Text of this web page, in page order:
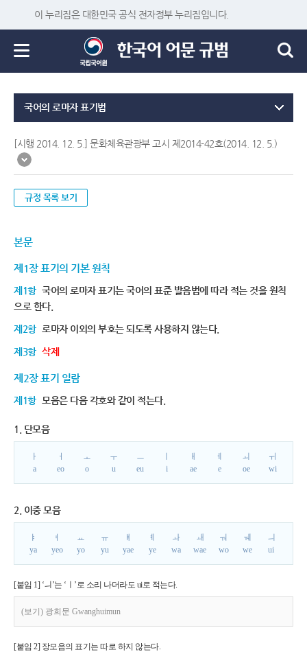
이 누리집은 대한민국 공식 전자정부 누리집입니다.
국어의 로마자 표기법
[시행 2014. 12. 5.] 문화체육관광부 고시 제2014-42호(2014. 12. 5.)
규정 목록 보기
본문
제1장 표기의 기본 원칙
제1항 국어의 로마자 표기는 국어의 표준 발음법에 따라 적는 것을 원칙
으로 한다.
제2항 로마자 이외의 부호는 되도록 사용하지 않는다.
제3항 삭제
제2장 표기 일람
제1항 모음은 다음 각호와 같이 적는다.
1. 단모음
ㅏ
a
ㅓ
eo
ㅗ
o
ㅜ
u
ㅡ
eu
i
ㅐ
ae
ㅔ
e
ㅚ
oe
ㅟ
wi
2. 이중 모음
ㅑ
ya
ㅕ
yeo
ㅛ
yo
ㅠ
yu
ㅒ
yae
ㅖ
ye
ㅘ
wa
ㅙ
wae
ㅝ
wo
ㅞ
we
ㅢ
ui
[붙임 1] ‘ㅢ’는 ‘ㅣ’로 소리 나더라도 ui로 적는다.
(보기) 광희문 Gwanghuimun
[붙임 2] 장모음의 표기는 따로 하지 않는다.